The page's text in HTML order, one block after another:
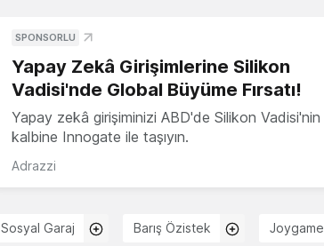
SPONSORLU
Yapay Zekâ Girişimlerine Silikon
Vadisi'nde Global Büyüme Fırsatı!
Yapay zekâ girişiminizi ABD'de Silikon Vadisi'nin
kalbine Innogate ile taşıyın.
Adrazzi
Sosyal Garaj Barış Özistek Joygame